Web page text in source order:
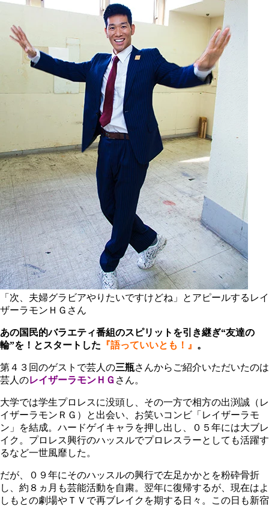
「次、夫婦グラビアやりたいですけどね」とアピールするレイ
ザーラモンＨＧさん
あの国民的バラエティ番組のスピリットを引き継ぎ“友達の
輪”を！とスタートした 『語っていいとも！』 。
第４３回のゲストで芸人の三瓶さんからご紹介いただいたのは
芸人のレイザーラモンＨＧ さん。
大学では学生プロレスに没頭し、その一方で相方の出渕誠（レ
イザーラモンＲＧ）と出会い、お笑いコンビ「レイザーラモ
ン」を結成。ハードゲイキャラを押し出し、０５年には大ブレ
イク。プロレス興行のハッスルでプロレスラーとしても活躍す
るなど一世風靡した。
だが、０９年にそのハッスルの興行で左足かかとを粉砕骨折
し、約８ヵ月も芸能活動を自粛。翌年に復帰するが、現在はよ
しもとの劇場やＴＶで再ブレイクを期する日々。この日も新宿